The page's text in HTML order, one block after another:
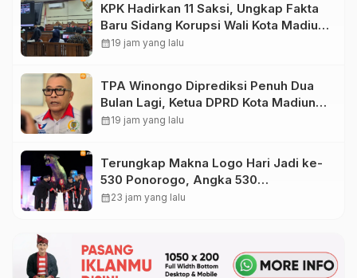
KPK Hadirkan 11 Saksi, Ungkap Fakta
Baru Sidang Korupsi Wali Kota Madiun
Nonaktif Maidi
calendar_month19 jam yang lalu
TPA Winongo Diprediksi Penuh Dua
Bulan Lagi, Ketua DPRD Kota Madiun
Desak Pemkot Percepat Penanganan
calendar_month19 jam yang lalu
Terungkap Makna Logo Hari Jadi ke-
530 Ponorogo, Angka 530
Bertransformasi Jadi Sekar Kinanthi
calendar_month23 jam yang lalu